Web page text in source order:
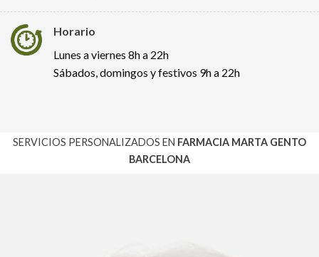
Horario
Lunes a viernes 8h a 22h
Sábados, domingos y festivos 9h a 22h
SERVICIOS PERSONALIZADOS EN FARMACIA MARTA GENTO
BARCELONA